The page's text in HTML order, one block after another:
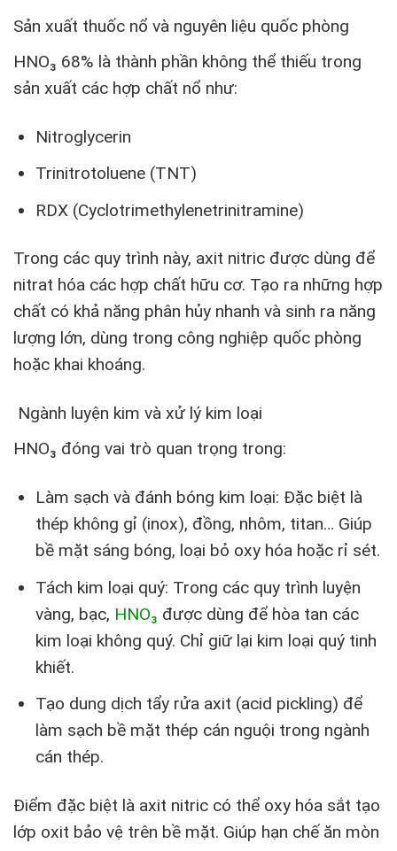
Sản xuất thuốc nổ và nguyên liệu quốc phòng
HNO₃ 68% là thành phần không thể thiếu trong
sản xuất các hợp chất nổ như:
Nitroglycerin
Trinitrotoluene (TNT)
RDX (Cyclotrimethylenetrinitramine)
Trong các quy trình này, axit nitric được dùng để
nitrat hóa các hợp chất hữu cơ. Tạo ra những hợp
chất có khả năng phân hủy nhanh và sinh ra năng
lượng lớn, dùng trong công nghiệp quốc phòng
hoặc khai khoáng.
Ngành luyện kim và xử lý kim loại
HNO₃ đóng vai trò quan trọng trong:
Làm sạch và đánh bóng kim loại: Đặc biệt là
thép không gỉ (inox), đồng, nhôm, titan… Giúp
bề mặt sáng bóng, loại bỏ oxy hóa hoặc rỉ sét.
Tách kim loại quý: Trong các quy trình luyện
vàng, bạc, HNO₃ được dùng để hòa tan các
kim loại không quý. Chỉ giữ lại kim loại quý tinh
khiết.
Tạo dung dịch tẩy rửa axit (acid pickling) để
làm sạch bề mặt thép cán nguội trong ngành
cán thép.
Điểm đặc biệt là axit nitric có thể oxy hóa sắt tạo
lớp oxit bảo vệ trên bề mặt. Giúp hạn chế ăn mòn